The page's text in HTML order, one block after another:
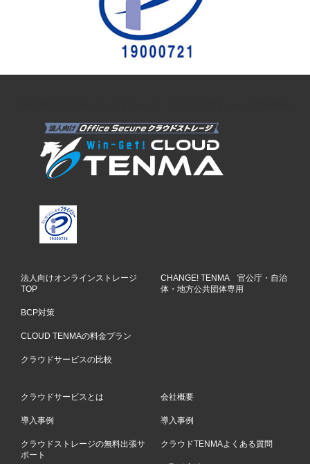
法人向けオンラインストレージ
TOP
BCP対策
CLOUD TENMAの料金プラン
クラウドサービスの比較
CHANGE! TENMA 官公庁・自治
体・地方公共団体専用
クラウドサービスとは
導入事例
クラウドストレージの無料出張サ
ポート
会社概要
導入事例
クラウドTENMAよくある質問